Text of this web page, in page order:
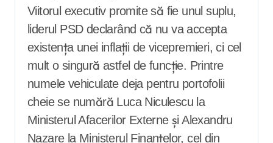
Viitorul executiv promite să fie unul suplu,
liderul PSD declarând că nu va accepta
existența unei inflații de vicepremieri, ci cel
mult o singură astfel de funcție. Printre
numele vehiculate deja pentru portofolii
cheie se numără Luca Niculescu la
Ministerul Afacerilor Externe și Alexandru
Nazare la Ministerul Finanțelor, cel din